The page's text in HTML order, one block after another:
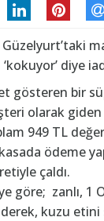
diye
gösteren bir
olarak giden
949 TL
kasada ödeme
çaldı.
göre; zanlı, 1
kuzu etini